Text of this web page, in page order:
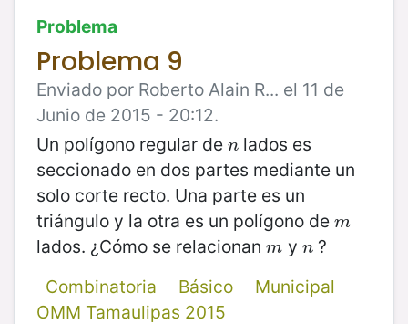
Problema
Problema 9
Enviado por Roberto Alain R... el 11 de
Junio de 2015 - 20:12.
Un polígono regular de n
n lados es
seccionado en dos partes mediante un
solo corte recto. Una parte es un
triángulo y la otra es un polígono de m
m
lados. ¿Cómo se relacionan m
m y n
n?
Combinatoria
Básico
Municipal
OMM Tamaulipas 2015